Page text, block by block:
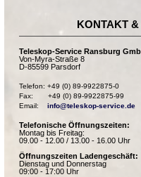
KONTAKT
Teleskop-Service Ransburg
Von-Myra-Straße 8
D-85599 Parsdorf
Telefon: +49 (0) 89-9922875-0
Fax:       +49 (0) 89-9922875-99
Email: info@teleskop-service.de
Telefonische Öffnungszeiten:
Montag bis Freitag:
09.00 - 12.00 / 13.00 - 16.00 Uhr
Öffnungszeiten Ladengeschäft:
Dienstag und Donnerstag
09:00 - 17:00 Uhr